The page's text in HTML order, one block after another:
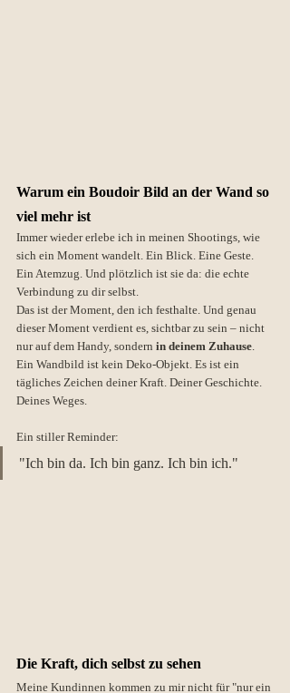
Warum ein Boudoir Bild an der Wand so
viel mehr ist
Immer wieder erlebe ich in meinen Shootings, wie
sich ein Moment wandelt. Ein Blick. Eine Geste.
Ein Atemzug. Und plötzlich ist sie da: die echte
Verbindung zu dir selbst.
Das ist der Moment, den ich festhalte. Und genau
dieser Moment verdient es, sichtbar zu sein – nicht
nur auf dem Handy, sondern in deinem Zuhause
Ein Wandbild ist kein Deko-Objekt. Es ist ein
tägliches Zeichen deiner Kraft. Deiner Geschichte.
Deines Weges.
Ein stiller Reminder:
"Ich bin da. Ich bin ganz. Ich bin ich."
Die Kraft, dich selbst zu sehen
Meine Kundinnen kommen zu mir nicht für "nur ein